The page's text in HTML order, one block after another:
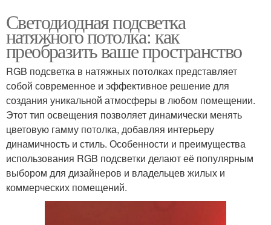
Светодиодная подсветка
натяжного потолка: как
преобразить ваше пространство
RGB подсветка в натяжных потолках представляет
собой современное и эффективное решение для
создания уникальной атмосферы в любом помещении.
Этот тип освещения позволяет динамически менять
цветовую гамму потолка, добавляя интерьеру
динамичность и стиль. Особенности и преимущества
использования RGB подсветки делают её популярным
выбором для дизайнеров и владельцев жилых и
коммерческих помещений.